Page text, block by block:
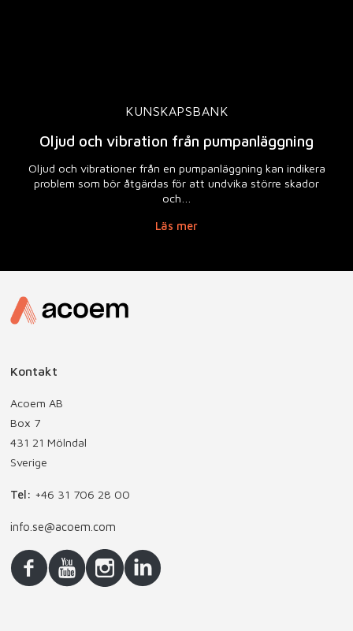
KUNSKAPSBANK
Oljud och vibration från pumpanläggning
Oljud och vibrationer från en pumpanläggning kan indikera
problem som bör åtgärdas för att undvika större skador
och…
Läs mer
Kontakt
Acoem AB
Box 7
431 21 Mölndal
Sverige
Tel: +46 31 706 28 00
info.se@acoem.com